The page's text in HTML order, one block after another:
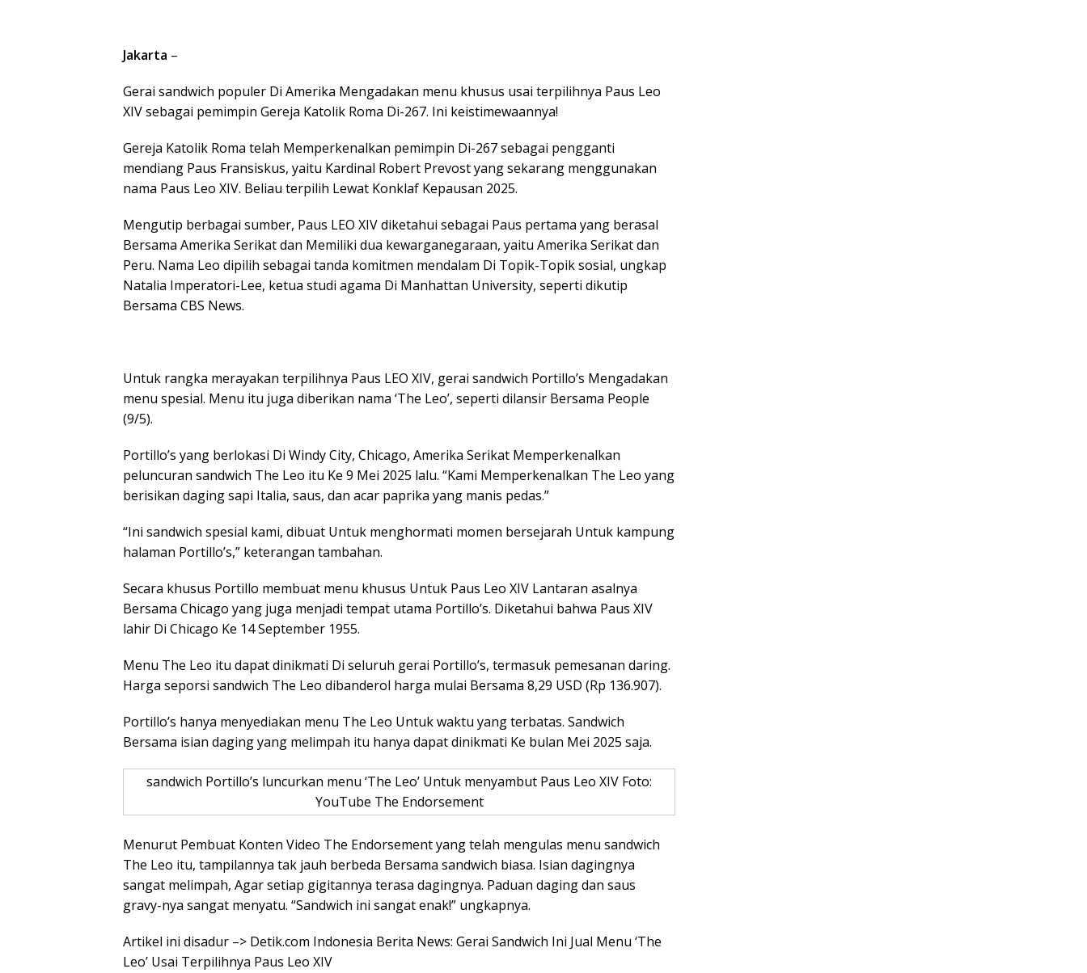
Jakarta –
Gerai sandwich populer Di Amerika Mengadakan menu khusus usai terpilihnya Paus Leo
XIV sebagai pemimpin Gereja Katolik Roma Di-267. Ini keistimewaannya!
Gereja Katolik Roma telah Memperkenalkan pemimpin Di-267 sebagai pengganti
mendiang Paus Fransiskus, yaitu Kardinal Robert Prevost yang sekarang menggunakan
nama Paus Leo XIV. Beliau terpilih Lewat Konklaf Kepausan 2025.
Mengutip berbagai sumber, Paus LEO XIV diketahui sebagai Paus pertama yang berasal
Bersama Amerika Serikat dan Memiliki dua kewarganegaraan, yaitu Amerika Serikat dan
Peru. Nama Leo dipilih sebagai tanda komitmen mendalam Di Topik-Topik sosial, ungkap
Natalia Imperatori-Lee, ketua studi agama Di Manhattan University, seperti dikutip
Bersama CBS News.
Untuk rangka merayakan terpilihnya Paus LEO XIV, gerai sandwich Portillo’s Mengadakan
menu spesial. Menu itu juga diberikan nama ‘The Leo’, seperti dilansir Bersama People
(9/5).
Portillo’s yang berlokasi Di Windy City, Chicago, Amerika Serikat Memperkenalkan
peluncuran sandwich The Leo itu Ke 9 Mei 2025 lalu. “Kami Memperkenalkan The Leo yang
berisikan daging sapi Italia, saus, dan acar paprika yang manis pedas.”
“Ini sandwich spesial kami, dibuat Untuk menghormati momen bersejarah Untuk kampung
halaman Portillo’s,” keterangan tambahan.
Secara khusus Portillo membuat menu khusus Untuk Paus Leo XIV Lantaran asalnya
Bersama Chicago yang juga menjadi tempat utama Portillo’s. Diketahui bahwa Paus XIV
lahir Di Chicago Ke 14 September 1955.
Menu The Leo itu dapat dinikmati Di seluruh gerai Portillo’s, termasuk pemesanan daring.
Harga seporsi sandwich The Leo dibanderol harga mulai Bersama 8,29 USD (Rp 136.907).
Portillo’s hanya menyediakan menu The Leo Untuk waktu yang terbatas. Sandwich
Bersama isian daging yang melimpah itu hanya dapat dinikmati Ke bulan Mei 2025 saja.
sandwich Portillo’s luncurkan menu ‘The Leo’ Untuk menyambut Paus Leo XIV Foto:
YouTube The Endorsement
Menurut Pembuat Konten Video The Endorsement yang telah mengulas menu sandwich
The Leo itu, tampilannya tak jauh berbeda Bersama sandwich biasa. Isian dagingnya
sangat melimpah, Agar setiap gigitannya terasa dagingnya. Paduan daging dan saus
gravy-nya sangat menyatu. “Sandwich ini sangat enak!” ungkapnya.
Artikel ini disadur –> Detik.com Indonesia Berita News: Gerai Sandwich Ini Jual Menu ‘The
Leo’ Usai Terpilihnya Paus Leo XIV